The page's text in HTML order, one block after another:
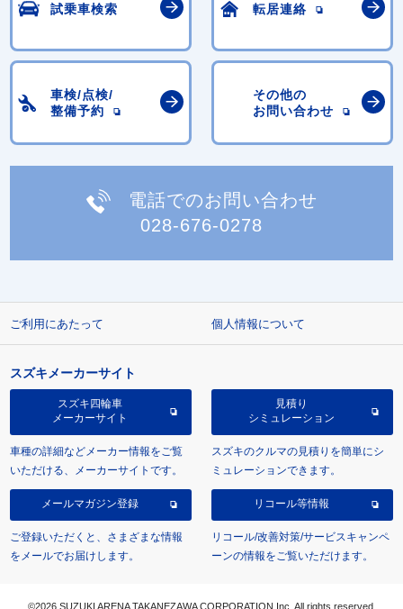
試乗車検索 転居連絡
車検/点検/
整備予約
その他の
お問い合わせ
電話でのお問い合わせ
028-676-0278
ご利用にあたって 個人情報について
スズキメーカーサイト
スズキ四輪車
メーカーサイト
車種の詳細などメーカー情報をご覧
いただける、メーカーサイトです。
見積り
シミュレーション
スズキのクルマの見積りを簡単にシ
ミュレーションできます。
メールマガジン登録
ご登録いただくと、さまざまな情報
をメールでお届けします。
リコール等情報
リコール/改善対策/サービスキャンペ
ーンの情報をご覧いただけます。
©2026 SUZUKI ARENA TAKANEZAWA CORPORATION Inc. All rights reserved.